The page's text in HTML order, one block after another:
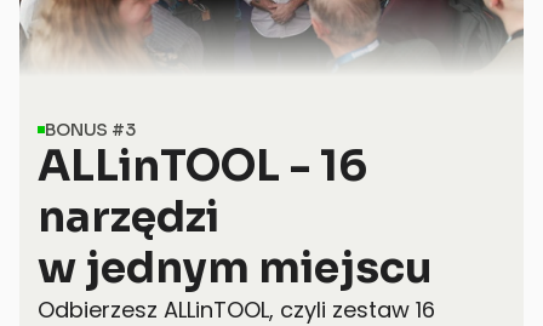
BONUS #3
ALLinTOOL - 16
narzędzi
w jednym miejscu
Odbierzesz ALLinTOOL, czyli zestaw 16